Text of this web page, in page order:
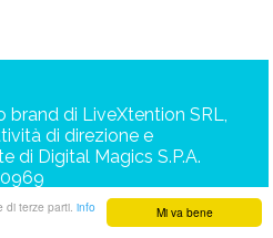
Mi va bene
di terze parti. info
brand di LiveXtention SRL,
di direzione e
di Digital Magics S.P.A.